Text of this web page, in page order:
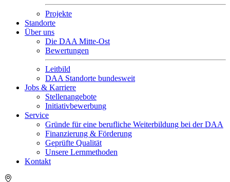
Projekte
Standorte
Über uns
Die DAA Mitte-Ost
Bewertungen
Leitbild
DAA Standorte bundesweit
Jobs & Karriere
Stellenangebote
Initiativbewerbung
Service
Gründe für eine berufliche Weiterbildung bei der DAA
Finanzierung & Förderung
Geprüfte Qualität
Unsere Lernmethoden
Kontakt